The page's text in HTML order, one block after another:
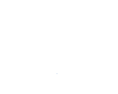
Ratownictwo Ankar